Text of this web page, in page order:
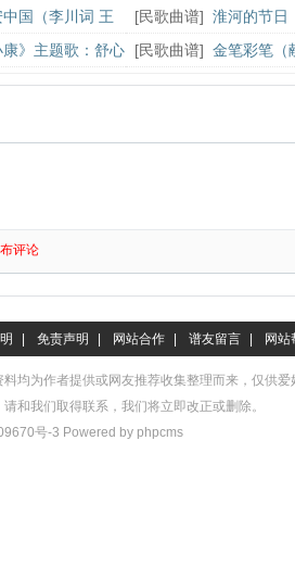
国（李川词 王
[民歌曲谱] 淮河的节日
词）
》主题歌：舒心
[民歌曲谱] 金笔彩笔（
卫工人）
免责声明 网站合作 谱友留言 网站
均为作者提供或网友推荐收集整理而来，仅供
和我们取得联系，我们将立即改正或删除。
号-3 Powered by phpcms